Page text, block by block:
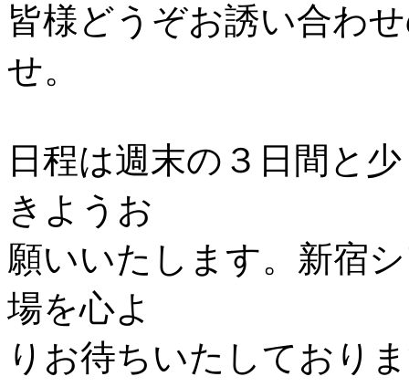
皆様どうぞお誘い合わ
せ。
日程は週末の３日間と
きようお
願いいたします。新宿
場を心よ
りお待ちいたしており